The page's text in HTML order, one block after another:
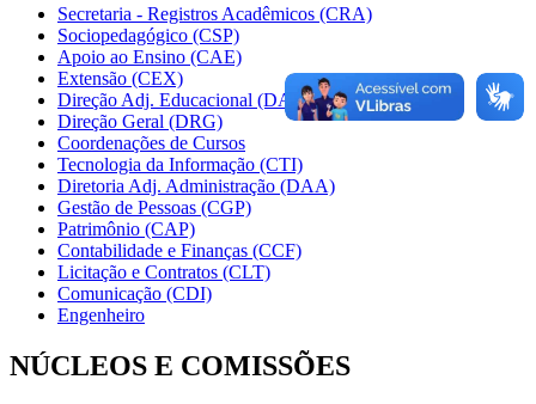
Secretaria - Registros Acadêmicos (CRA)
Sociopedagógico (CSP)
Apoio ao Ensino (CAE)
Extensão (CEX)
Direção Adj. Educacional (DAE)
Direção Geral (DRG)
Coordenações de Cursos
Tecnologia da Informação (CTI)
Diretoria Adj. Administração (DAA)
Gestão de Pessoas (CGP)
Patrimônio (CAP)
Contabilidade e Finanças (CCF)
Licitação e Contratos (CLT)
Comunicação (CDI)
Engenheiro
NÚCLEOS E COMISSÕES